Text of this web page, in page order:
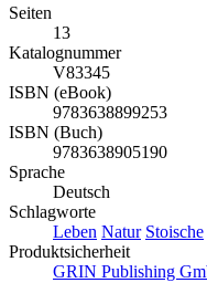
Seiten
13
Katalognummer
V83345
ISBN (eBook)
9783638899253
ISBN (Buch)
9783638905190
Sprache
Deutsch
Schlagworte
Leben Natur Stoische
Produktsicherheit
GRIN Publishing